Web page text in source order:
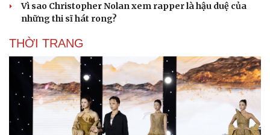
Vì sao Christopher Nolan xem rapper là hậu duệ của
những thi sĩ hát rong?
THỜI TRANG